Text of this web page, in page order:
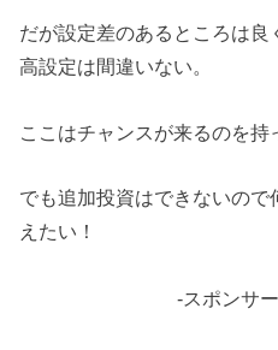
だが設定差のあるところは良
高設定は間違いない。
ここはチャンスが来るのを持
でも追加投資はできないの
えたい！
-スポンサ